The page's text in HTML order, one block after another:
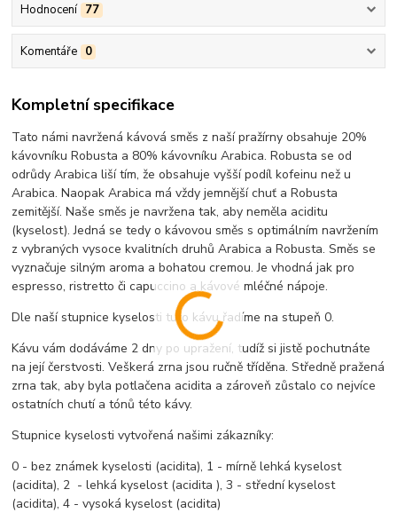
Hodnocení 77
Komentáře 0
Kompletní specifikace
Tato námi navržená kávová směs z naší pražírny obsahuje 20%
kávovníku Robusta a 80% kávovníku Arabica. Robusta se od
odrůdy Arabica liší tím, že obsahuje vyšší podíl kofeinu než u
Arabica. Naopak Arabica má vždy jemnější chuť a Robusta
zemitější. Naše směs je navržena tak, aby neměla aciditu
(kyselost). Jedná se tedy o kávovou směs s optimálním navržením
z vybraných vysoce kvalitních druhů Arabica a Robusta. Směs se
vyznačuje silným aroma a bohatou cremou. Je vhodná jak pro
espresso, ristretto či capuccino a kávové mléčné nápoje.
Dle naší stupnice kyselosti tuto kávu řadíme na stupeň 0.
Kávu vám dodáváme 2 dny po upražení, tudíž si jistě pochutnáte
na její čerstvosti. Veškerá zrna jsou ručně tříděna. Středně pražená
zrna tak, aby byla potlačena acidita a zároveň zůstalo co nejvíce
ostatních chutí a tónů této kávy.
Stupnice kyselosti vytvořená našimi zákazníky:
0 - bez známek kyselosti (acidita), 1 - mírně lehká kyselost
(acidita), 2 - lehká kyselost (acidita ), 3 - střední kyselost
(acidita), 4 - vysoká kyselost (acidita)